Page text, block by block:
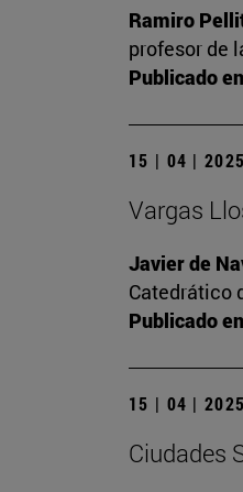
Ramiro
profesor de
Publicado
15 | 04 | 2025
Vargas
Javier de
Catedrático
Publicado
15 | 04 | 2025
Ciudades